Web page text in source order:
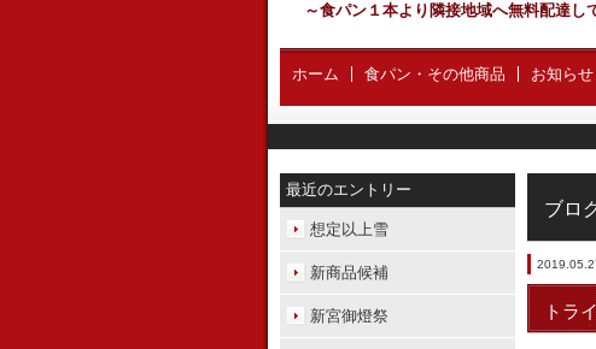
～食パン１本より隣接地域へ無料配達し
ホーム 食パン・その他商品 お知らせ
ブロ
トラ
最近のエントリー
想定以上雪
新商品候補
新宮御燈祭